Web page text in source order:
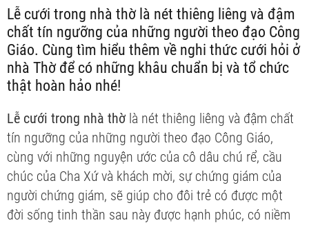
Lễ cưới trong nhà thờ là nét thiêng liêng và đậm
chất tín ngưỡng của những người theo đạo Công
Giáo. Cùng tìm hiểu thêm về nghi thức cưới hỏi ở
nhà Thờ để có những khâu chuẩn bị và tổ chức
thật hoàn hảo nhé!
Lễ cưới trong nhà thờ là nét thiêng liêng và đậm chất
tín ngưỡng của những người theo đạo Công Giáo,
cùng với những nguyện ước của cô dâu chú rể, cầu
chúc của Cha Xứ và khách mời, sự chứng giám của
người chứng giám, sẽ giúp cho đôi trẻ có được một
đời sống tinh thần sau này được hạnh phúc, có niềm